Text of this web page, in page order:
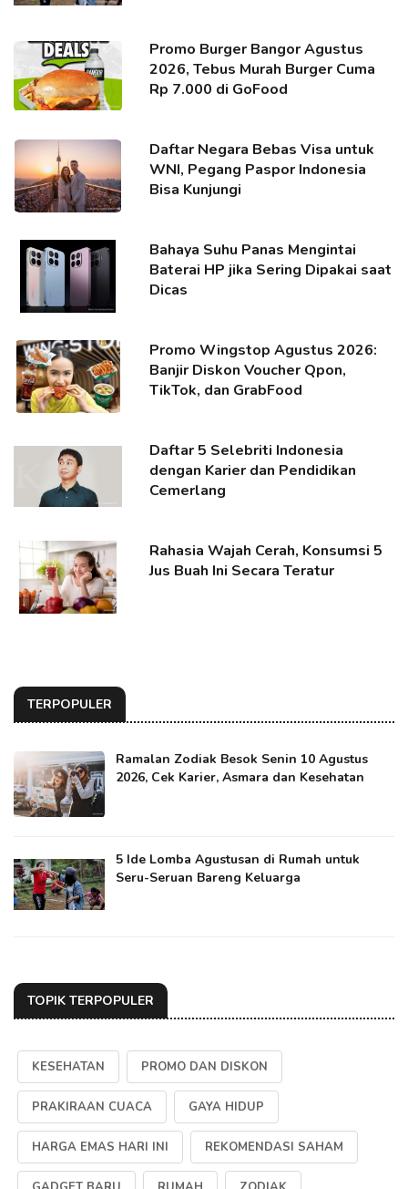
Promo Burger Bangor Agustus
2026, Tebus Murah Burger Cuma
Rp 7.000 di GoFood
Daftar Negara Bebas Visa untuk
WNI, Pegang Paspor Indonesia
Bisa Kunjungi
Bahaya Suhu Panas Mengintai
Baterai HP jika Sering Dipakai saat
Dicas
Promo Wingstop Agustus 2026:
Banjir Diskon Voucher Qpon,
TikTok, dan GrabFood
Daftar 5 Selebriti Indonesia
dengan Karier dan Pendidikan
Cemerlang
Rahasia Wajah Cerah, Konsumsi 5
Jus Buah Ini Secara Teratur
TERPOPULER
Ramalan Zodiak Besok Senin 10 Agustus
2026, Cek Karier, Asmara dan Kesehatan
5 Ide Lomba Agustusan di Rumah untuk
Seru-Seruan Bareng Keluarga
TOPIK TERPOPULER
KESEHATAN PROMO DAN DISKON
PRAKIRAAN CUACA GAYA HIDUP
HARGA EMAS HARI INI REKOMENDASI SAHAM